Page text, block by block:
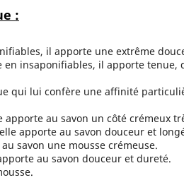
:
il apporte une extrême
insaponifiables, il apporte
qui lui confère une affinité
au savon un côté crémeux
apporte au savon douceur et
savon une mousse crémeuse.
au savon douceur et dureté.